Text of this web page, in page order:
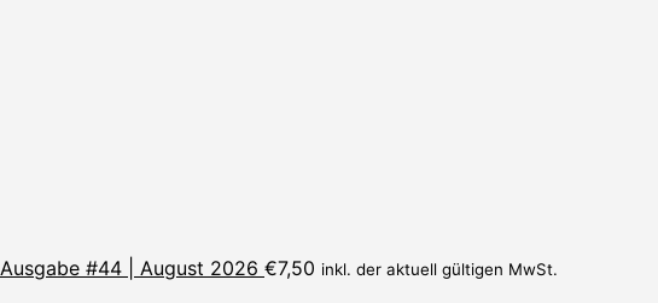
Ausgabe #44 | August 2026 €7,50 inkl. der aktuell gültigen MwSt.